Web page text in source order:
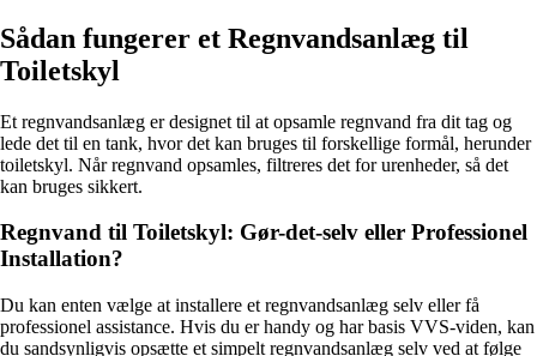
Sådan fungerer et Regnvandsanlæg til
Toiletskyl
Et regnvandsanlæg er designet til at opsamle regnvand fra dit tag og
lede det til en tank, hvor det kan bruges til forskellige formål, herunder
toiletskyl. Når regnvand opsamles, filtreres det for urenheder, så det
kan bruges sikkert.
Regnvand til Toiletskyl: Gør-det-selv eller Professionel
Installation?
Du kan enten vælge at installere et regnvandsanlæg selv eller få
professionel assistance. Hvis du er handy og har basis VVS-viden, kan
du sandsynligvis opsætte et simpelt regnvandsanlæg selv ved at følge